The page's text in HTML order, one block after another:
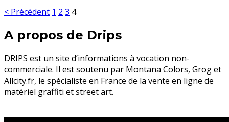
< Précédent 1 2 3 4
A propos de Drips
DRIPS est un site d’informations à vocation non-
commerciale. Il est soutenu par Montana Colors, Grog et
Allcity.fr, le spécialiste en France de la vente en ligne de
matériel graffiti et street art.